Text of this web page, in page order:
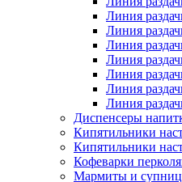
Линия
Линия
Линия
Линия
Линия
Линия
Линия
Диспенсеры
Кипятильники
Кипятильники
Кофеварки
Мармиты и